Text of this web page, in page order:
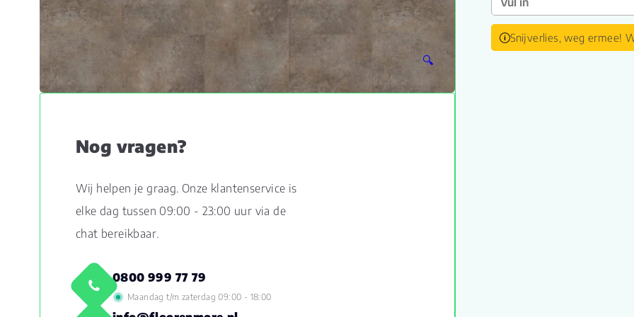
🔍
Nog vragen?
Wij helpen je graag. Onze klantenservice is
elke dag tussen 09:00 - 23:00 uur via de
chat bereikbaar.
0800 999 77 79
Maandag t/m zaterdag 09:00 - 18:00
Snijverlies, weg ermee!